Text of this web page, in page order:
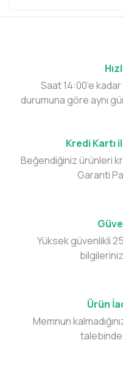
Saat 14:00’e
durumuna göre aynı
Kredi Kartı
Beğendiğiniz ürünleri
Garanti
Yüksek güvenlikli
Ürün
Memnun